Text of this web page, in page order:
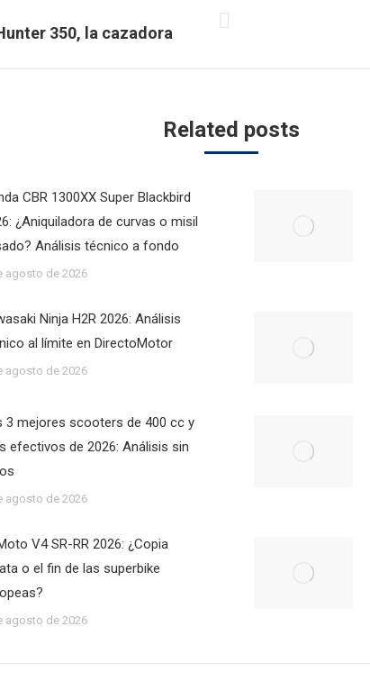
350, la cazadora
Related posts
CBR 1300XX Super Blackbird
¿Aniquiladora de curvas o misil
Análisis técnico a fondo
agosto de 2026
Ninja H2R 2026: Análisis
al límite en DirectoMotor
agosto de 2026
3 mejores scooters de 400 cc y
efectivos de 2026: Análisis sin
agosto de 2026
V4 SR-RR 2026: ¿Copia
o el fin de las superbike
agosto de 2026